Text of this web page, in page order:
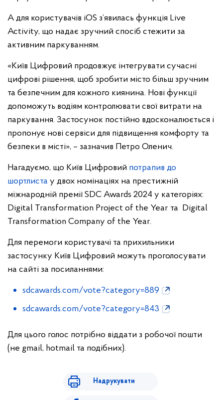
А для користувачів iOS з’явилась функція Live
Activity, що надає зручний спосіб стежити за
активним паркуванням.
«Київ Цифровий продовжує інтегрувати сучасні
цифрові рішення, щоб зробити місто більш зручним
та безпечним для кожного киянина. Нові функції
допоможуть водіям контролювати свої витрати на
паркування. Застосунок постійно вдосконалюється і
пропонує нові сервіси для підвищення комфорту та
безпеки в місті», – зазначив Петро Оленич.
Нагадуємо, що Київ Цифровий потрапив до
шортлиста у двох номінаціях на престижній
міжнародній премії SDC Awards 2024 у категоріях:
Digital Transformation Project of the Year та Digital
Transformation Company of the Year.
Для перемоги користувачі та прихильники
застосунку Київ Цифровий можуть проголосувати
на сайті за посиланнями:
sdcawards.com/vote?category=889
sdcawards.com/vote?category=843
Для цього голос потрібно віддати з робочої пошти
(не gmail, hotmail та подібних).
Надрукувати